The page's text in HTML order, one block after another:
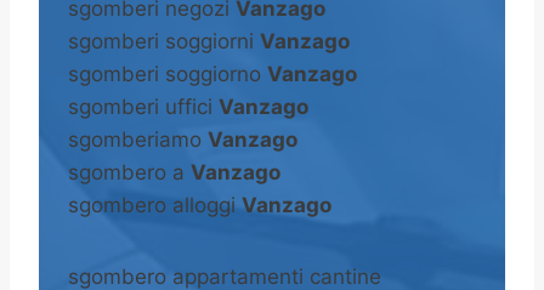
sgomberi negozi Vanzago
sgomberi soggiorni Vanzago
sgomberi soggiorno Vanzago
sgomberi uffici Vanzago
sgomberiamo Vanzago
sgombero a Vanzago
sgombero alloggi Vanzago
sgombero appartamenti cantine